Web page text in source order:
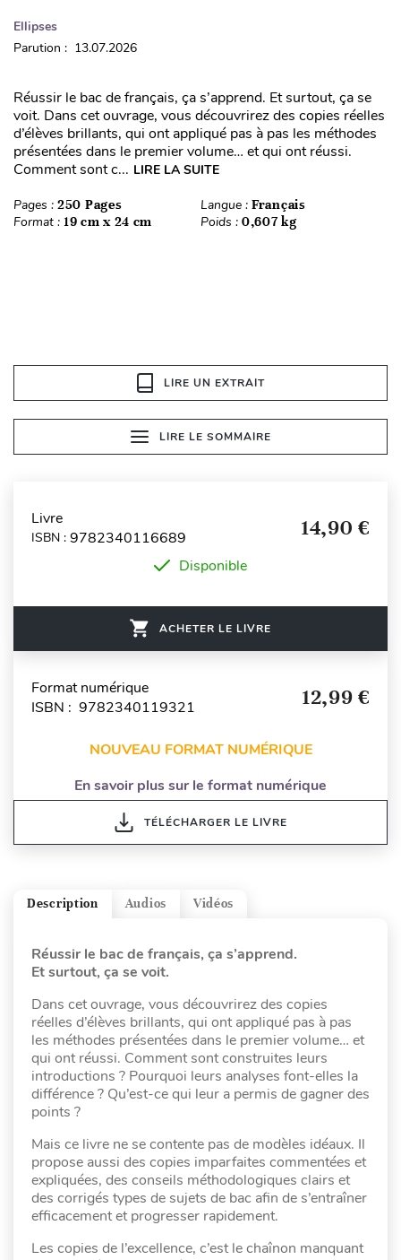
Ellipses
Parution : 13.07.2026
Réussir le bac de français, ça s’apprend. Et surtout, ça se
voit. Dans cet ouvrage, vous découvrirez des copies réelles
d’élèves brillants, qui ont appliqué pas à pas les méthodes
présentées dans le premier volume… et qui ont réussi.
Comment sont c... LIRE LA SUITE
Pages : 250 Pages Langue : Français
Format : 19 cm x 24 cm Poids : 0,607 kg
LIRE UN EXTRAIT
LIRE LE SOMMAIRE
Livre
ISBN : 9782340116689 14,90 €
Disponible
ACHETER LE LIVRE
Format numérique
ISBN : 9782340119321
12,99 €
NOUVEAU FORMAT NUMÉRIQUE
En savoir plus sur le format numérique
TÉLÉCHARGER LE LIVRE
Vidéos
Audios
Description
Réussir le bac de français, ça s’apprend.
Et surtout, ça se voit.
Dans cet ouvrage, vous découvrirez des copies
réelles d’élèves brillants, qui ont appliqué pas à pas
les méthodes présentées dans le premier volume… et
qui ont réussi. Comment sont construites leurs
introductions ? Pourquoi leurs analyses font-elles la
différence ? Qu’est-ce qui leur a permis de gagner des
points ?
Mais ce livre ne se contente pas de modèles idéaux. Il
propose aussi des copies imparfaites commentées et
expliquées, des conseils méthodologiques clairs et
des corrigés types de sujets de bac afin de s’entraîner
efficacement et progresser rapidement.
Les copies de l’excellence, c’est le chaînon manquant